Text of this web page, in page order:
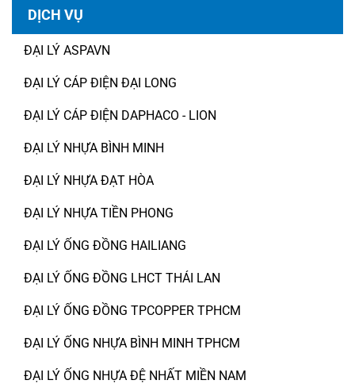
DỊCH VỤ
ĐẠI LÝ ASPAVN
ĐẠI LÝ CÁP ĐIỆN ĐẠI LONG
ĐẠI LÝ CÁP ĐIỆN DAPHACO - LION
ĐẠI LÝ NHỰA BÌNH MINH
ĐẠI LÝ NHỰA ĐẠT HÒA
ĐẠI LÝ NHỰA TIỀN PHONG
ĐẠI LÝ ỐNG ĐỒNG HAILIANG
ĐẠI LÝ ỐNG ĐỒNG LHCT THÁI LAN
ĐẠI LÝ ỐNG ĐỒNG TPCOPPER TPHCM
ĐẠI LÝ ỐNG NHỰA BÌNH MINH TPHCM
ĐẠI LÝ ỐNG NHỰA ĐỆ NHẤT MIỀN NAM